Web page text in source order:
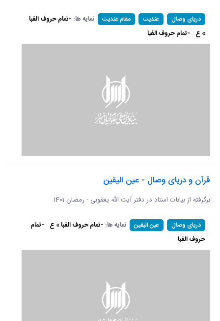
دریای وصال عندیت مقام عندیت نمایه ها: -تمام حروف الفبا
» ع -تمام حروف الفبا
قرآن و دریای وصال - عین الیقین
برگرفته از بیانات استاد در دفتر آیت الله یعقوبی - رمضان 1401
دریای وصال عین الیقین نمایه ها: -تمام حروف الفبا » ع -تمام
حروف الفبا